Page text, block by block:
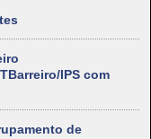
IPS com
de